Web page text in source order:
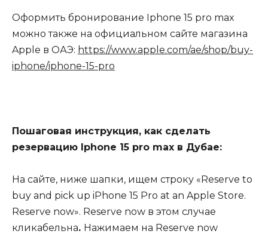
Оформить бронирование Iphone 15 pro max
можно также на официальном сайте магазина
Apple в ОАЭ: https://www.apple.com/ae/shop/buy-
iphone/iphone-15-pro
Пошаговая инструкция, как сделать
резервацию Iphone 15 pro max в Дубае:
На сайте, ниже шапки, ищем строку «Reserve to
buy and pick up iPhone 15 Pro at an Apple Store.
Reserve now». Reserve now в этом случае
кликабельна. Нажимаем на Reserve now